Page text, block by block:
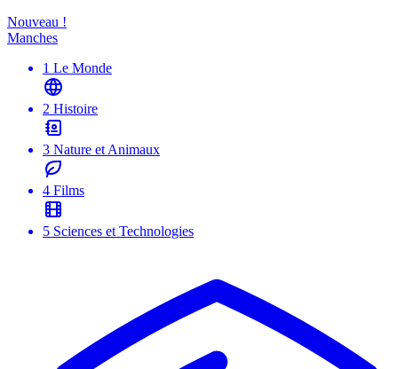
Nouveau !
Manches
1 Le Monde
2 Histoire
3 Nature et Animaux
4 Films
5 Sciences et Technologies